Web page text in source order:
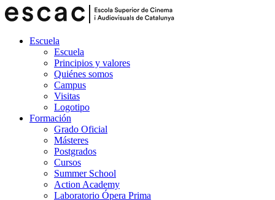
Escuela
Escuela
Principios y valores
Quiénes somos
Campus
Visitas
Logotipo
Formación
Grado Oficial
Másteres
Postgrados
Cursos
Summer School
Action Academy
Laboratorio Ópera Prima